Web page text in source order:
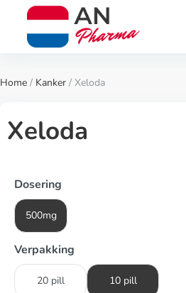
Home / Kanker / Xeloda
Xeloda
Dosering
500mg
Verpakking
20 pill 10 pill